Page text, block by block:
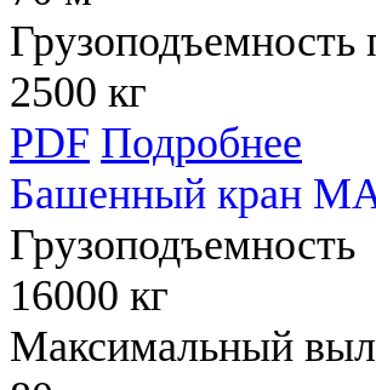
Грузоподъемность
2500 кг
PDF Подробнее
Башенный кран
Грузоподъемность
16000 кг
Максимальный